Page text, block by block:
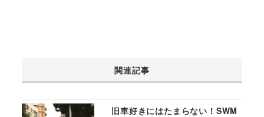
関連記事
旧車好きにはたまらない！SWM